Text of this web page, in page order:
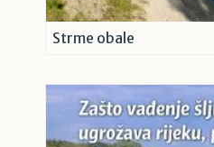
Strme obale